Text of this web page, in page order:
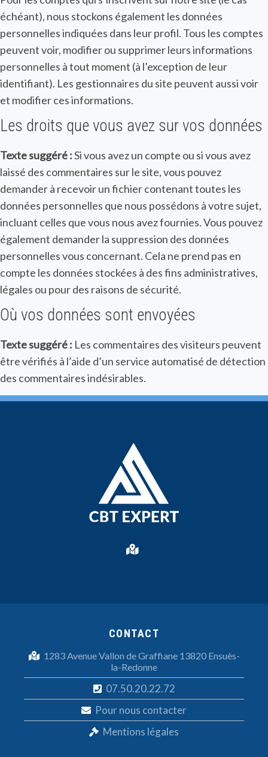
échéant), nous stockons également les données
personnelles indiquées dans leur profil. Tous les comptes
peuvent voir, modifier ou supprimer leurs informations
personnelles à tout moment (à l’exception de leur
identifiant). Les gestionnaires du site peuvent aussi voir
et modifier ces informations.
Les droits que vous avez sur vos données
Texte suggéré :Si vous avez un compte ou si vous avez
laissé des commentaires sur le site, vous pouvez
demander à recevoir un fichier contenant toutes les
données personnelles que nous possédons à votre sujet,
incluant celles que vous nous avez fournies. Vous pouvez
également demander la suppression des données
personnelles vous concernant. Cela ne prend pas en
compte les données stockées à des fins administratives,
légales ou pour des raisons de sécurité.
Où vos données sont envoyées
Texte suggéré : Les commentaires des visiteurs peuvent
être vérifiés à l’aide d’un service automatisé de détection
des commentaires indésirables.
CONTACT
1283 Avenue Vallon de Graffiane 13820 Ensuès-
la-Redonne
07.50.20.22.72
Pour nous contacter
Mentions légales